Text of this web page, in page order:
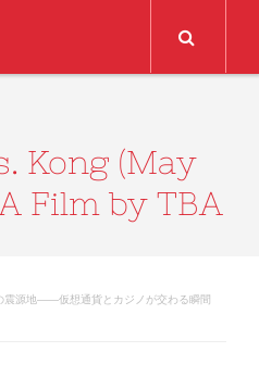
Kong (May
Film by TBA
震源地――仮想通貨とカジノが交わる瞬間